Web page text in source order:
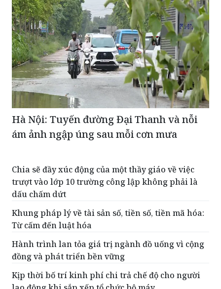
Hà Nội: Tuyến đường Đại Thanh và nỗi
ám ảnh ngập úng sau mỗi cơn mưa
Chia sẽ đầy xúc động của một thầy giáo về việc
trượt vào lớp 10 trường công lập không phải là
dấu chấm dứt
Khung pháp lý về tài sản số, tiền số, tiền mã hóa:
Từ cấm đến luật hóa
Hành trình lan tỏa giá trị ngành đồ uống vì cộng
đồng và phát triển bền vững
Kịp thời bố trí kinh phí chi trả chế độ cho người